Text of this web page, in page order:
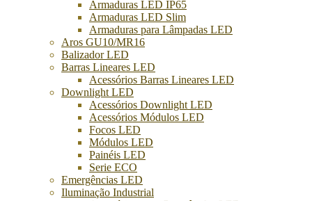
Armaduras LED IP65
Armaduras LED Slim
Armaduras para Lâmpadas LED
Aros GU10/MR16
Balizador LED
Barras Lineares LED
Acessórios Barras Lineares LED
Downlight LED
Acessórios Downlight LED
Acessórios Módulos LED
Focos LED
Módulos LED
Painéis LED
Serie ECO
Emergências LED
Iluminação Industrial